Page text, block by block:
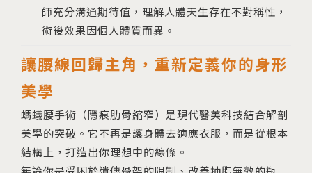
師充分溝通期待值，理解人體天生存在不對稱性，
術後效果因個人體質而異。
讓腰線回歸主角，重新定義你的身形
美學
螞蟻腰手術（隱痕肋骨縮窄）是現代醫美科技結合解剖
美學的突破。它不再是讓身體去適應衣服，而是從根本
結構上，打造出你理想中的線條。